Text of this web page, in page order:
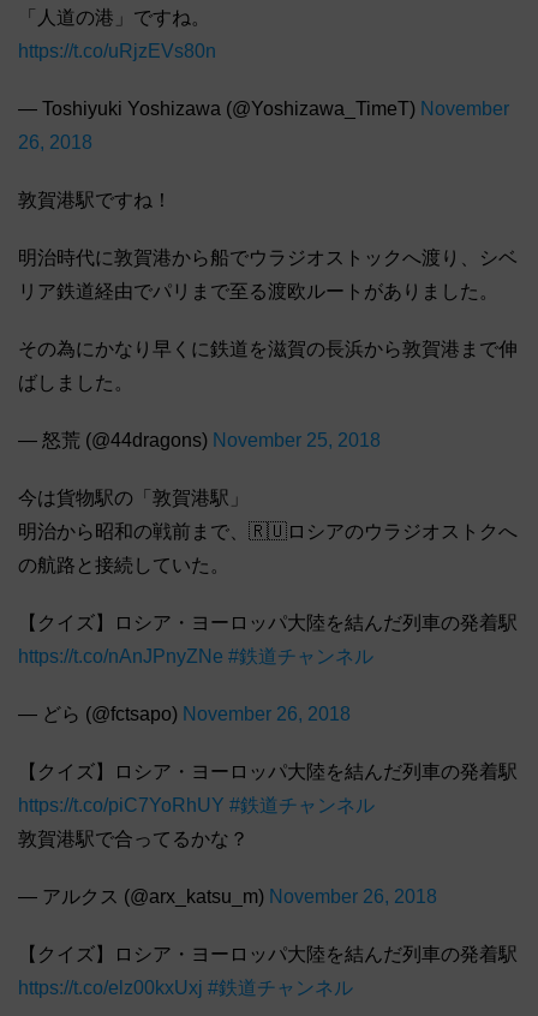
「人道の港」ですね。
https://t.co/uRjzEVs80n
— Toshiyuki Yoshizawa (@Yoshizawa_TimeT) November
26, 2018
敦賀港駅ですね！
明治時代に敦賀港から船でウラジオストックへ渡り、シベ
リア鉄道経由でパリまで至る渡欧ルートがありました。
その為にかなり早くに鉄道を滋賀の長浜から敦賀港まで伸
ばしました。
— 怒荒 (@44dragons) November 25, 2018
今は貨物駅の「敦賀港駅」
明治から昭和の戦前まで、🇷🇺ロシアのウラジオストクへ
の航路と接続していた。
【クイズ】ロシア・ヨーロッパ大陸を結んだ列車の発着駅
https://t.co/nAnJPnyZNe #鉄道チャンネル
— どら (@fctsapo) November 26, 2018
【クイズ】ロシア・ヨーロッパ大陸を結んだ列車の発着駅
https://t.co/piC7YoRhUY #鉄道チャンネル
敦賀港駅で合ってるかな？
— アルクス (@arx_katsu_m) November 26, 2018
【クイズ】ロシア・ヨーロッパ大陸を結んだ列車の発着駅
https://t.co/elz00kxUxj #鉄道チャンネル